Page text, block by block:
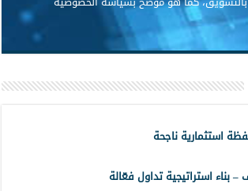
استثمارية ناجحة
بناء استراتيجية تداول فعّالة